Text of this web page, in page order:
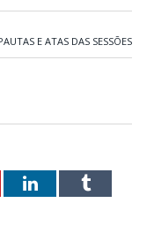
E ATAS DAS SESSÕES
LinkedInTumblr